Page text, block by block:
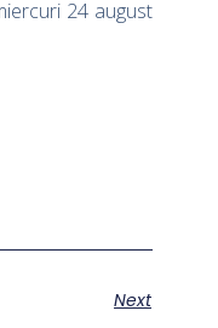
24 august
Next